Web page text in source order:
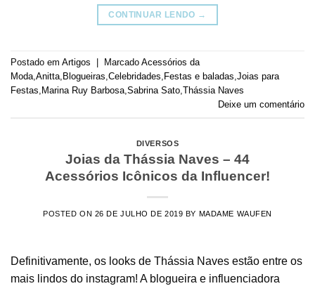
CONTINUAR LENDO →
Postado em Artigos Marcado Acessórios da
Moda,Anitta, Blogueiras,Celebridades, Festas e baladas,Joias para
Festas, Marina Ruy Barbosa,Sabrina Sato,Thássia Naves
Deixe um comentário
DIVERSOS
Joias da Thássia Naves – 44
Acessórios Icônicos da Influencer!
POSTED ON 26 DE JULHO DE 2019 BY MADAME WAUFEN
Definitivamente, os looks de Thássia Naves estão entre os
mais lindos do instagram! A blogueira e influenciadora